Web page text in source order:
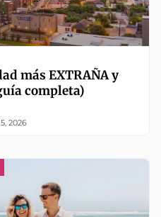
más EXTRAÑA y
completa)
2026